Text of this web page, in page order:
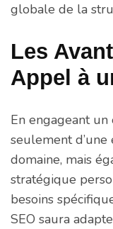
globale de la
Les
Appel à
En engageant un
seulement
domaine, mais
stratégique
besoins
SEO saura